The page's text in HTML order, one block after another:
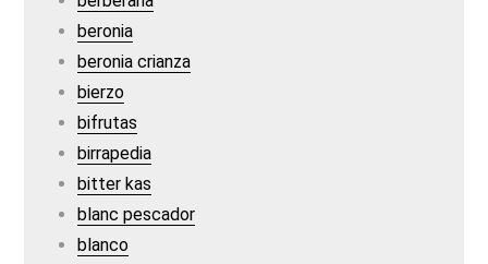
beronia
beronia crianza
bierzo
bifrutas
birrapedia
bitter kas
blanc pescador
blanco